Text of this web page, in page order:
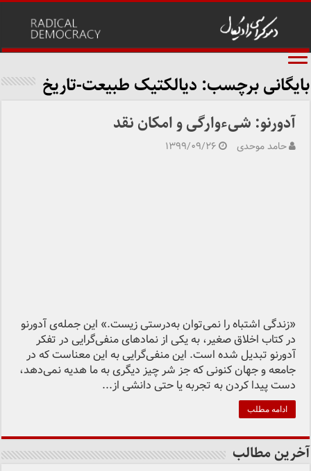
بایگانی برچسب: دیالکتیک طبیعت-تاریخ
آدورنو: شیءوارگی و امکان نقد
حامد موحدی ۱۳۹۹/۰۹/۲۶
«زندگی اشتباه را نمی‌توان به‌درستی زیست.» این جمله‌ی آدورنو
در کتاب اخلاق صغیر، به یکی از نمادهای منفی‌گرایی در تفکر
آدورنو تبدیل شده است. این منفی‌گرایی به این معناست که در
جامعه و جهان کنونی که جز شر چیز دیگری به ما هدیه نمی‌دهد،
دست پیدا کردن به تجربه یا حتی دانشی از...
ادامه مطلب
آخرین مطالب